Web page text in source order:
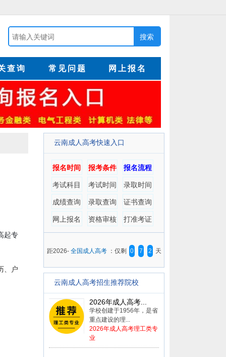
查询 常见问题 网上报名
起专
、户
云南成人高考快速入口
报名时间 报考条件 报名流程
考试科目 考试时间 录取时间
成绩查询 录取查询 证书查询
网上报名 资格审核 打准考证
距2026- 全国成人高考 ：仅剩 0 7 2 天
云南成人高考招生推荐院校
2026年成人高考...
学校创建于1956年，是省
重点建设的理...
2026年成人高考理工类专
业